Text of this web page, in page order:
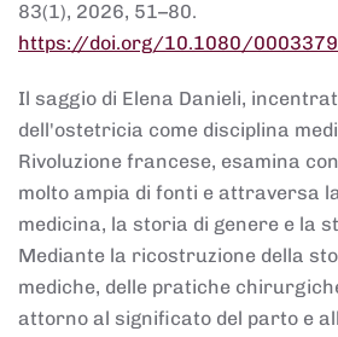
83(1), 2026, 51–80.
https://doi.org/10.1080/
Il saggio di Elena Danieli,
dell'ostetricia come disciplina
Rivoluzione francese, esamina
molto ampia di fonti e attraversa
medicina, la storia di genere e la
Mediante la ricostruzione della
mediche, delle pratiche
attorno al significato del parto e